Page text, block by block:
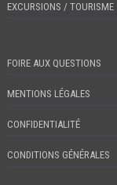
EXCURSIONS / TOURISME
FOIRE AUX QUESTIONS
MENTIONS LÉGALES
CONFIDENTIALITÉ
CONDITIONS GÉNÉRALES